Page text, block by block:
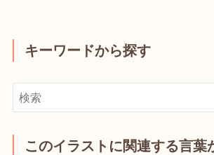
キーワードから探す
このイラストに関連する言葉